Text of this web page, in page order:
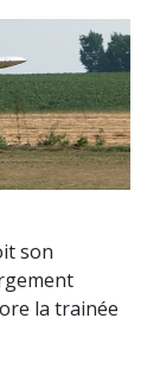
son
la trainée